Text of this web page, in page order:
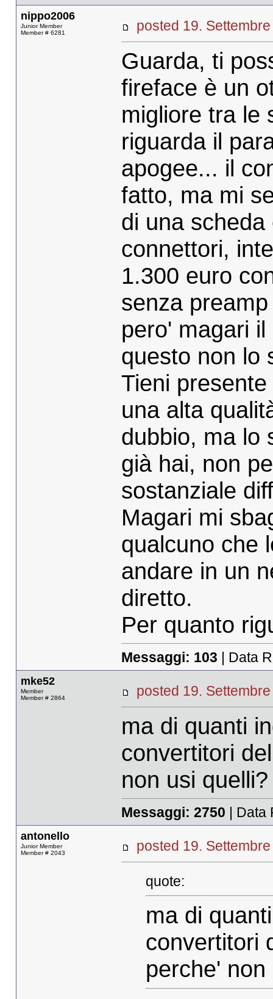
nippo2006
Junior Member
Member # 6281
posted 19.
Guarda, ti
fireface è un
migliore tra le
riguarda il
apogee... il
fatto, ma mi
di una
connettori,
1.300 euro
senza
pero' magari
questo non lo
Tieni
una alta
dubbio, ma lo
già hai, non
sostanziale
Magari mi
qualcuno che
andare in un
diretto.
Per quanto
Messaggi: 103 | Data
mke52
Member
Member # 2864
posted 19.
ma di quanti
convertitori
non usi quelli?
Messaggi: 2750 | Data
antonello
Junior Member
Member # 2043
posted 19.
quote:
ma di
convertitori
perche'